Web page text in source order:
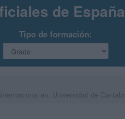
de España
Tipo de formación: